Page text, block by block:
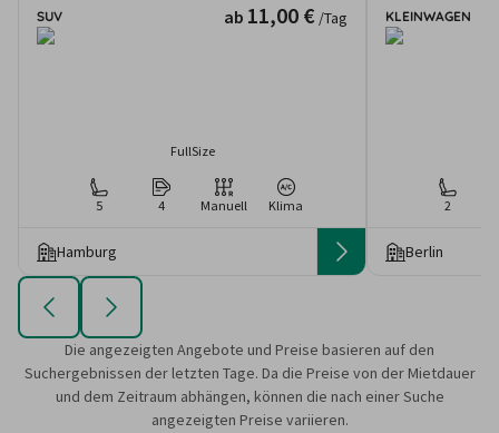
SUV ab 11,00 € /Tag
FullSize
5 4 Manuell Klima
Hamburg
KLEINWAGEN
2
Berlin
Die angezeigten Angebote und Preise basieren auf den
Suchergebnissen der letzten Tage. Da die Preise von der Mietdauer
und dem Zeitraum abhängen, können die nach einer Suche
angezeigten Preise variieren.